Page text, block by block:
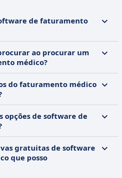
de faturamento
ao procurar um
médico?
do faturamento médico
opções de software de
gratuitas de software
que posso